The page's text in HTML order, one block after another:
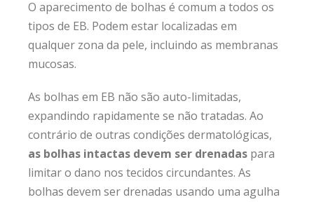
O aparecimento de bolhas é comum a todos os
tipos de EB. Podem estar localizadas em
qualquer zona da pele, incluindo as membranas
mucosas.
As bolhas em EB não são auto-limitadas,
expandindo rapidamente se não tratadas. Ao
contrário de outras condições dermatológicas,
as bolhas intactas devem ser drenadas para
limitar o dano nos tecidos circundantes. As
bolhas devem ser drenadas usando uma agulha